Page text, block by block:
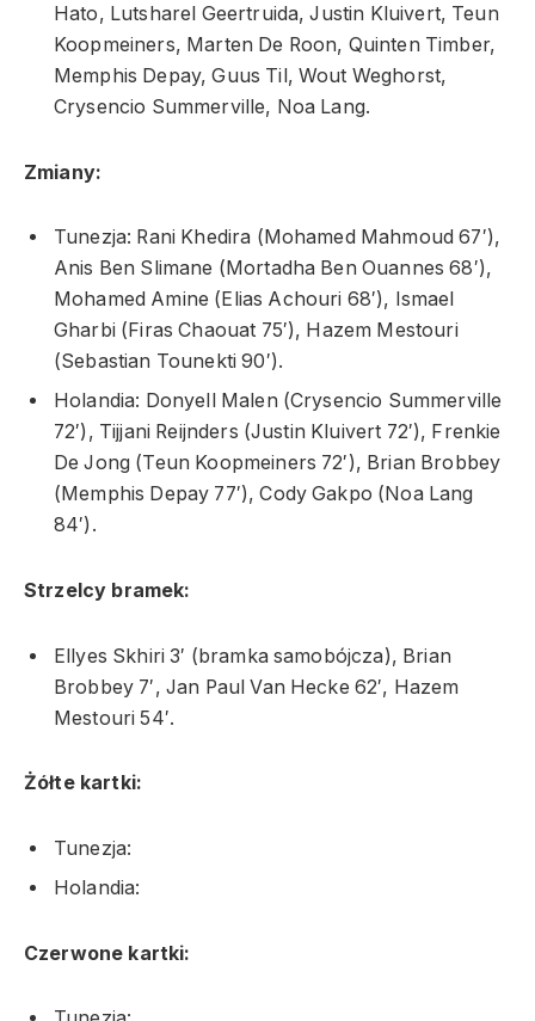
Hato, Lutsharel Geertruida, Justin Kluivert, Teun
Koopmeiners, Marten De Roon, Quinten Timber,
Memphis Depay, Guus Til, Wout Weghorst,
Crysencio Summerville, Noa Lang.
Zmiany:
Tunezja: Rani Khedira (Mohamed Mahmoud 67′),
Anis Ben Slimane (Mortadha Ben Ouannes 68′),
Mohamed Amine (Elias Achouri 68′), Ismael
Gharbi (Firas Chaouat 75′), Hazem Mestouri
(Sebastian Tounekti 90′).
Holandia: Donyell Malen (Crysencio Summerville
72′), Tijjani Reijnders (Justin Kluivert 72′), Frenkie
De Jong (Teun Koopmeiners 72′), Brian Brobbey
(Memphis Depay 77′), Cody Gakpo (Noa Lang
84′).
Strzelcy bramek:
Ellyes Skhiri 3′ (bramka samobójcza), Brian
Brobbey 7′, Jan Paul Van Hecke 62′, Hazem
Mestouri 54′.
Żółte kartki:
Tunezja:
Holandia:
Czerwone kartki: